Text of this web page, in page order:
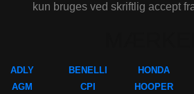
kun bruges ved skriftlig accept
ADLY
AGM
BENELLI
CPI
HONDA
HOOPER